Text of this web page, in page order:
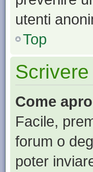
utenti
Top
Come
Facile,
forum o
poter